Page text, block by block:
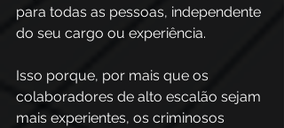
para todas as pessoas, independente
do seu cargo ou experiência.
Isso porque, por mais que os
colaboradores de alto escalão sejam
mais experientes, os criminosos